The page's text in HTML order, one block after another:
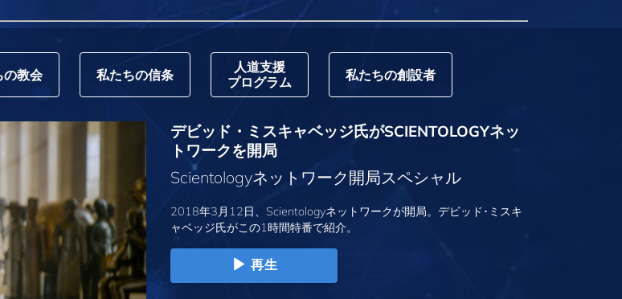
の教会 私たちの信条
人道支援
プログラム
私たちの創設者
デビッド・ミスキャベッジ氏がSCIENTOLOGYネッ
トワークを開局
Scientologyネットワーク開局スペシャル
2018年3月12日、Scientologyネットワークが開局。デビッド･ミスキ
ャベッジ氏がこの1時間特番で紹介。
再生